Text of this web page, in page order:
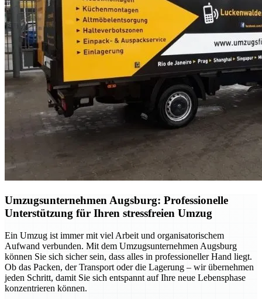
Umzugsunternehmen Augsburg: Professionelle
Unterstützung für Ihren stressfreien Umzug
Ein Umzug ist immer mit viel Arbeit und organisatorischem
Aufwand verbunden. Mit dem Umzugsunternehmen Augsburg
können Sie sich sicher sein, dass alles in professioneller Hand liegt.
Ob das Packen, der Transport oder die Lagerung – wir übernehmen
jeden Schritt, damit Sie sich entspannt auf Ihre neue Lebensphase
konzentrieren können.